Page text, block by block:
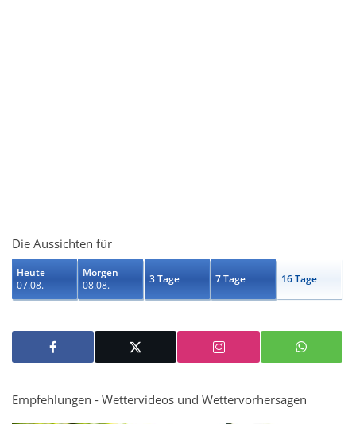
Die Aussichten für
Heute
07.08.
Morgen
08.08.
3 Tage 7 Tage 16 Tage
Empfehlungen - Wettervideos und Wettervorhersagen